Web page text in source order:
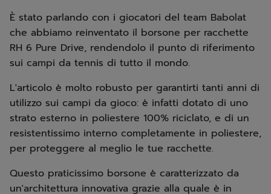
È stato parlando con i giocatori del team Babolat
che abbiamo reinventato il borsone per racchette
RH 6 Pure Drive, rendendolo il punto di riferimento
sui campi da tennis di tutto il mondo.
L'articolo è molto robusto per garantirti tanti anni di
utilizzo sui campi da gioco: è infatti dotato di uno
strato esterno in poliestere 100% riciclato, e di un
resistentissimo interno completamente in poliestere,
per proteggere al meglio le tue racchette.
Questo praticissimo borsone è caratterizzato da
un'architettura innovativa grazie alla quale è in